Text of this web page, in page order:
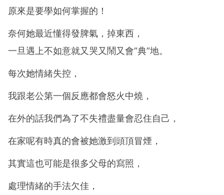
原來是要學如何掌握的！
奈何她最近懂得發脾氣，掉東西，
一旦遇上不如意就又哭又鬧又會“典”地。
每次她情緒失控，
我跟老公第一個反應都會怒火中燒，
在外的話我們為了不失禮盡量會忍住自己，
在家呢有時真的會被她激到頭頂冒煙，
其實這也可能是很多父母的寫照，
處理情緒的手法欠佳，